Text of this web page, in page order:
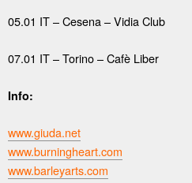
05.01 IT – Cesena – Vidia Club
07.01 IT – Torino – Cafè Liber
Info:
www.giuda.net
www.burningheart.com
www.barleyarts.com